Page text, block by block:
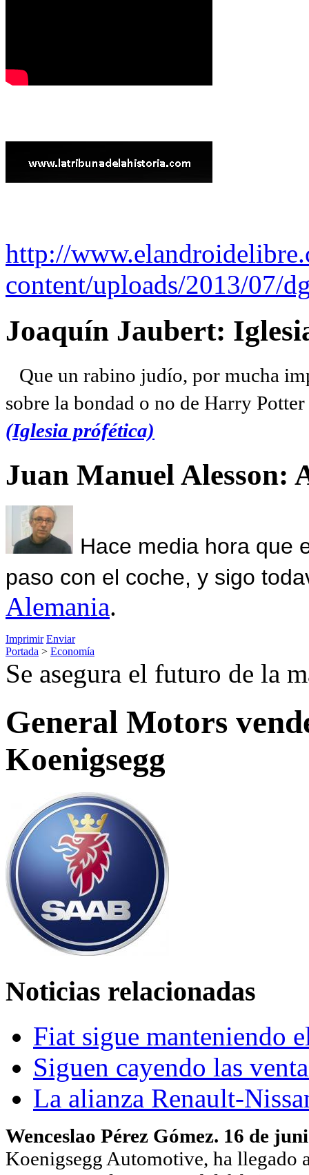
http://
content/uploads/2013/07/
Joaquín Jaubert:
Que un rabino judío, por mucha
sobre la bondad o no de Harry
(Iglesia prófética)
Juan Manuel Alesson:
Hace media hora que
paso con el coche, y sigo
Alemania.
Imprimir Enviar
Portada > Economía
Se asegura el futuro de la
General Motors
Koenigsegg
Noticias relacionadas
Fiat sigue manteniendo
Siguen cayendo las
La alianza Renault-
Wenceslao Pérez Gómez. 16 de
Koenigsegg Automotive, ha llegado